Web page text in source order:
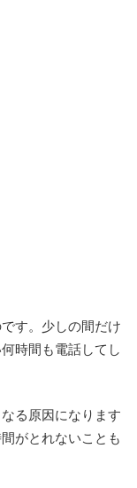
す。少しの間だけ
時間も電話してし
る原因になります
がとれないことも